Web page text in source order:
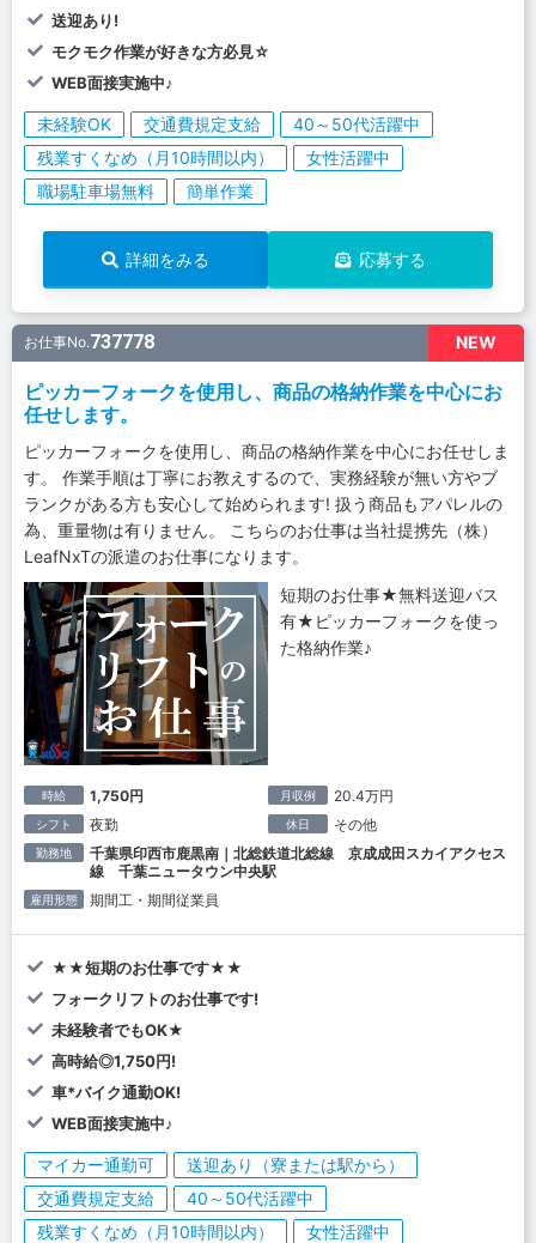
送迎あり!
モクモク作業が好きな方必見☆
WEB面接実施中♪
未経験OK 交通費規定支給
40～50代活躍中
残業すくなめ（月10時間以内）
女性活躍中
職場駐車場無料
簡単作業
詳細をみる 応募する
NEW
お仕事No.737778
ピッカーフォークを使用し、商品の格納作業を中心にお
任せします。
ピッカーフォークを使用し、商品の格納作業を中心にお任せしま
す。 作業手順は丁寧にお教えするので、実務経験が無い方やブ
ランクがある方も安心して始められます! 扱う商品もアパレルの
為、重量物は有りません。 こちらのお仕事は当社提携先（株）
LeafNxTの派遣のお仕事になります。
短期のお仕事★無料送迎バス
有★ピッカーフォークを使っ
た格納作業♪
時給 1,750円 月収例 20.4万円
シフト 夜勤 休日 その他
勤務地
千葉県印西市鹿黒南｜北総鉄道北総線 京成成田スカイアクセス
線 千葉ニュータウン中央駅
雇用形態 期間工・期間従業員
★★短期のお仕事です★★
フォークリフトのお仕事です!
未経験者でもOK★
高時給◎1,750円!
車*バイク通勤OK!
WEB面接実施中♪
マイカー通勤可
送迎あり（寮または駅から）
交通費規定支給
40～50代活躍中
残業すくなめ（月10時間以内）
女性活躍中